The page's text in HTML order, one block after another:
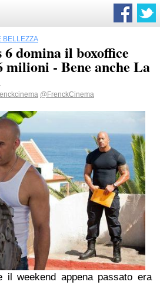
BELLEZZA
domina il boxoffice
milioni - Bene anche La
@FrenckCinema
il weekend appena passato era